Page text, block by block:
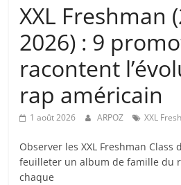
XXL Freshman
2026) : 9
racontent
rap américain
1 août 2026 ARPOZ XXL
Observer les XXL Freshman Class
feuilleter un album de famille du
chaque